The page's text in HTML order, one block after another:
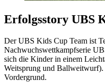
Erfolgsstory UBS
Der UBS Kids Cup Team ist
Nachwuchswettkampfserie
sich die Kinder in einem
Weitsprung und Ballweitwurf).
Vordergrund.